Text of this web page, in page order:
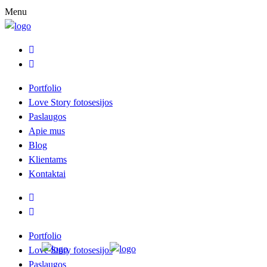
Menu
Portfolio
Love Story fotosesijos
Paslaugos
Apie mus
Blog
Klientams
Kontaktai
Portfolio
Love Story fotosesijos
Paslaugos